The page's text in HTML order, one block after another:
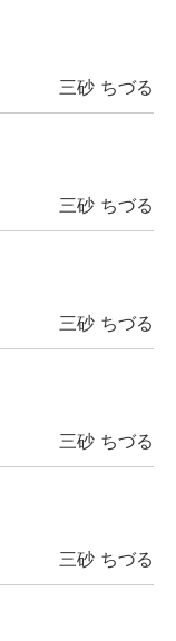
三砂 ちづる
三砂 ちづる
三砂 ちづる
三砂 ちづる
三砂 ちづる